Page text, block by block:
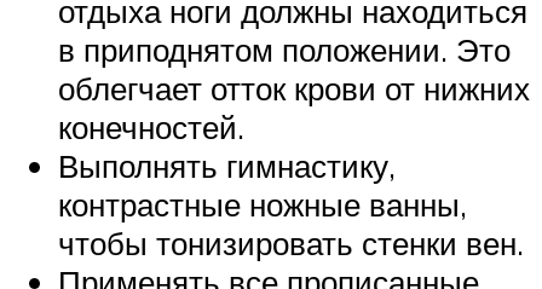
отдыха ноги должны находиться
в приподнятом положении. Это
облегчает отток крови от нижних
конечностей.
Выполнять гимнастику,
контрастные ножные ванны,
чтобы тонизировать стенки вен.